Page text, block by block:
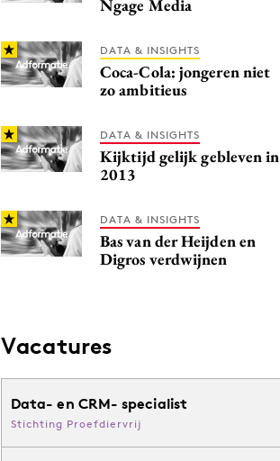
Ngage Media
DATA & INSIGHTS
Coca-Cola: jongeren niet
zo ambitieus
DATA & INSIGHTS
Kijktijd gelijk gebleven in
2013
DATA & INSIGHTS
Bas van der Heijden en
Digros verdwijnen
Vacatures
Data- en CRM- specialist
Stichting Proefdiervrij